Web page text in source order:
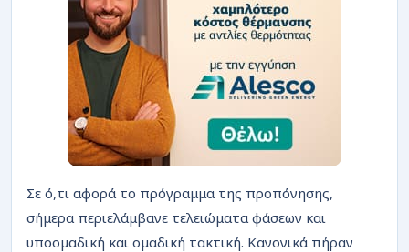
Σε ό,τι αφορά το πρόγραμμα της προπόνησης,
σήμερα περιελάμβανε τελειώματα φάσεων και
υποομαδική και ομαδική τακτική. Κανονικά πήραν